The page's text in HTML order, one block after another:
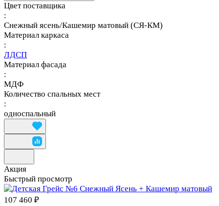
Цвет поставщика
:
Снежный ясень/Кашемир матовый (СЯ-КМ)
Материал каркаса
:
ЛДСП
Материал фасада
:
МДФ
Количество спальных мест
:
односпальный
Акция
Быстрый просмотр
107 460 ₽